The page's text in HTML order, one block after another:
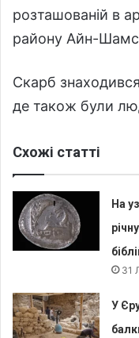
розташованій в
району Айн-
Скарб
де також були
Схожі статті
На
31
У